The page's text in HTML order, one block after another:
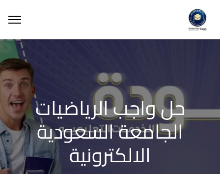
حل واجب الرياضيات
الجامعة السعودية
الالكترونية